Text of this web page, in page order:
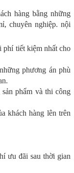
hàng bằng những
chuyên nghiệp. nội
phí tiết kiệm nhất cho
phương án phù
phẩm và thi công
khách hàng lên trên
ưu đãi sau thời gian